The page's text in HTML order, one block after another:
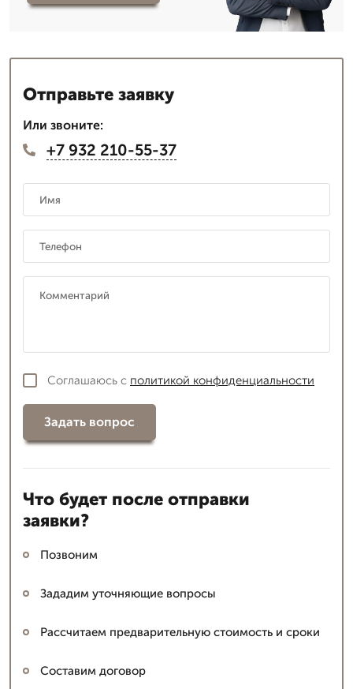
Отправьте заявку
Или звоните:
+7 932 210-55-37
Соглашаюсь с политикой конфиденциальности
Задать вопрос
Что будет после отправки
заявки?
Позвоним
Зададим уточняющие вопросы
Рассчитаем предварительную стоимость и сроки
Составим договор